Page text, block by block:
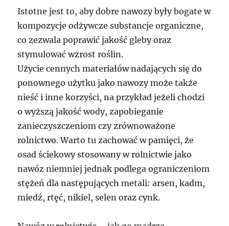
Istotne jest to, aby dobre nawozy były bogate w
kompozycje odżywcze substancje organiczne,
co zezwala poprawić jakość gleby oraz
stymulować wzrost roślin.
Użycie cennych materiałów nadających się do
ponownego użytku jako nawozy może także
nieść i inne korzyści, na przykład jeżeli chodzi
o wyższą jakość wody, zapobieganie
zanieczyszczeniom czy zrównoważone
rolnictwo. Warto tu zachować w pamięci, że
osad ściekowy stosowany w rolnictwie jako
nawóz niemniej jednak podlega ograniczeniom
stężeń dla następujących metali: arsen, kadm,
miedź, rtęć, nikiel, selen oraz cynk.